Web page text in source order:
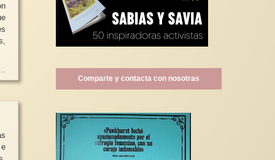
Comparte y contacta con nosotras